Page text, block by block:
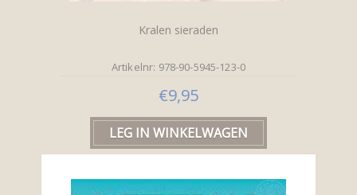
Kralen sieraden
Artikelnr: 978-90-5945-123-0
€9,95